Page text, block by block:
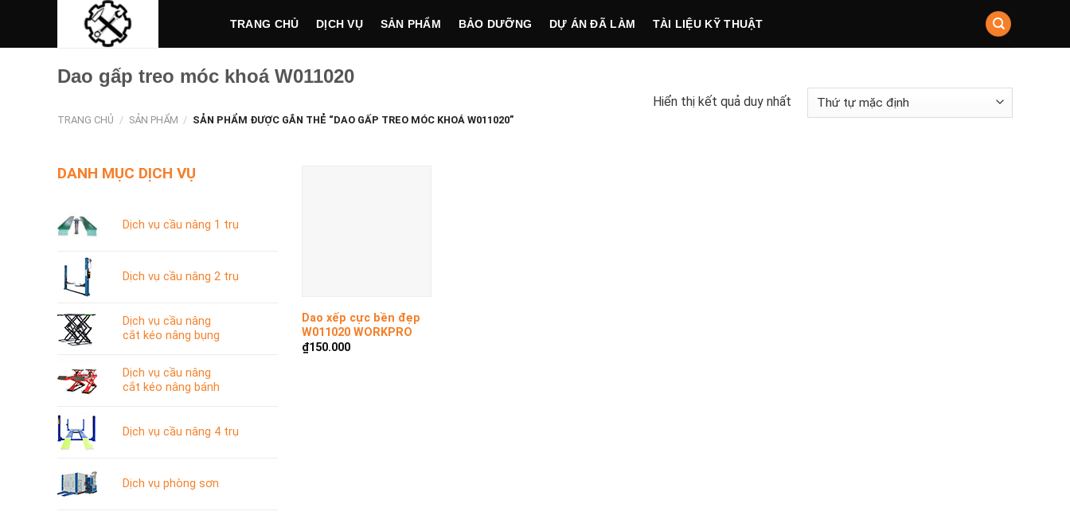
content
TRANG CHỦ DỊCH VỤ SẢN PHẨM BẢO DƯỠNG DỰ ÁN ĐÃ LÀM TÀI LIỆU KỸ THUẬT
Dao gấp treo móc khoá W011020
TRANG CHỦ / SẢN PHẨM / SẢN PHẨM ĐƯỢC GẮN THẺ “DAO GẤP TREO MÓC KHOÁ W011020”
Hiển thị kết quả duy nhất
DANH MỤC DỊCH VỤ
Dịch vụ cầu nâng 1 trụ
Dịch vụ cầu nâng 2 trụ
Dịch vụ cầu nâng
cắt kéo nâng bụng
Dịch vụ cầu nâng
cắt kéo nâng bánh
Dịch vụ cầu nâng 4 trụ
Dịch vụ phòng sơn
Dao xếp cực bền đẹp
W011020 WORKPRO
₫150.000